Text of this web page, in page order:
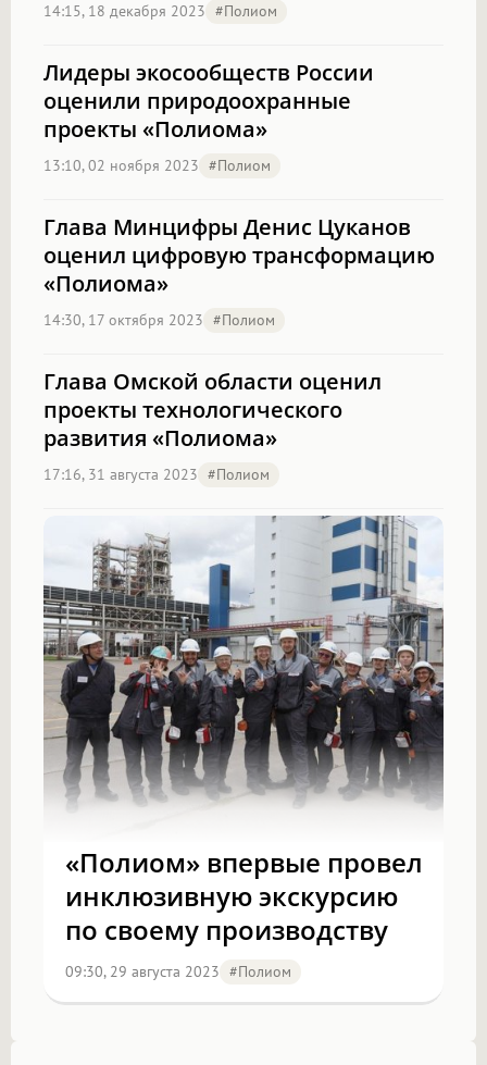
14:15, 18 декабря 2023 #полиом
Лидеры экосообществ России
оценили природоохранные
проекты «Полиома»
13:10, 02 ноября 2023 #полиом
Глава Минцифры Денис Цуканов
оценил цифровую трансформацию
«Полиома»
14:30, 17 октября 2023 #полиом
Глава Омской области оценил
проекты технологического
развития «Полиома»
17:16, 31 августа 2023 #полиом
«Полиом» впервые провел
инклюзивную экскурсию
по своему производству
09:30, 29 августа 2023 #полиом